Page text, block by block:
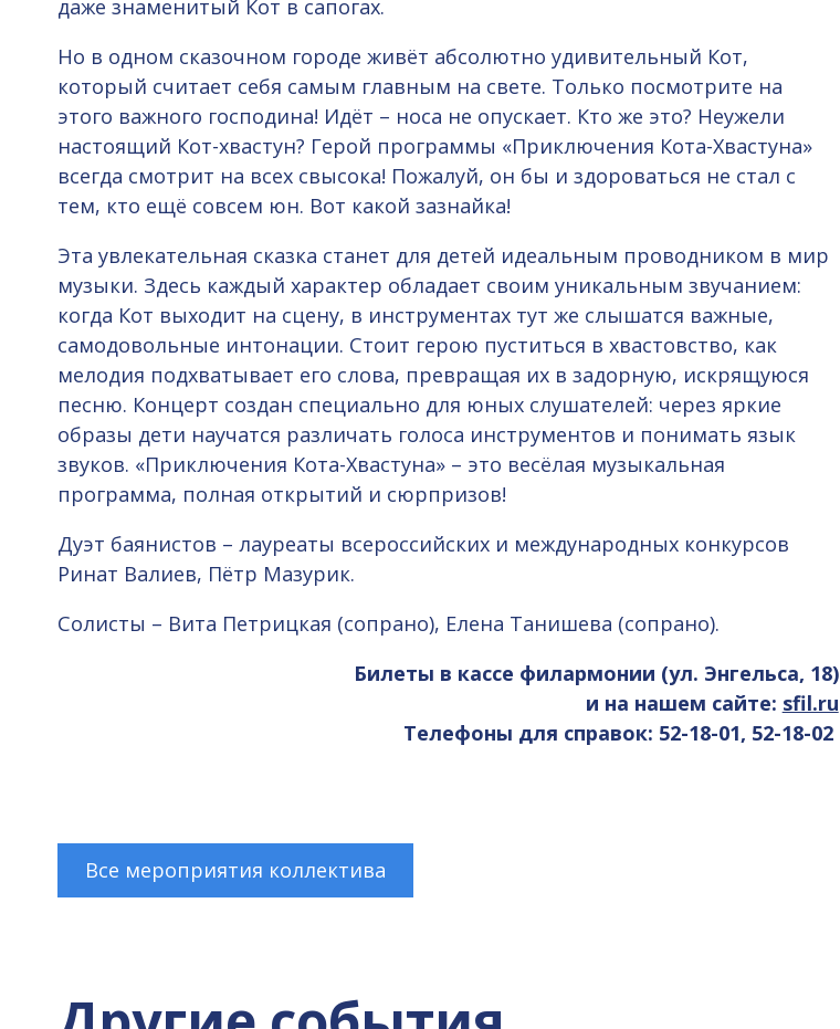
даже знаменитый Кот в сапогах.
Но в одном сказочном городе живёт абсолютно удивительный Кот,
который считает себя самым главным на свете. Только посмотрите на
этого важного господина! Идёт – носа не опускает. Кто же это? Неужели
настоящий Кот-хвастун? Герой программы «Приключения Кота-Хвастуна»
всегда смотрит на всех свысока! Пожалуй, он бы и здороваться не стал с
тем, кто ещё совсем юн. Вот какой зазнайка!
Эта увлекательная сказка станет для детей идеальным проводником в мир
музыки. Здесь каждый характер обладает своим уникальным звучанием:
когда Кот выходит на сцену, в инструментах тут же слышатся важные,
самодовольные интонации. Стоит герою пуститься в хвастовство, как
мелодия подхватывает его слова, превращая их в задорную, искрящуюся
песню. Концерт создан специально для юных слушателей: через яркие
образы дети научатся различать голоса инструментов и понимать язык
звуков. «Приключения Кота-Хвастуна» – это весёлая музыкальная
программа, полная открытий и сюрпризов!
Дуэт баянистов – лауреаты всероссийских и международных конкурсов
Ринат Валиев, Пётр Мазурик.
Солисты – Вита Петрицкая (сопрано), Елена Танишева (сопрано).
Билеты в кассе филармонии (ул. Энгельса, 18)
и на нашем сайте: sfil.ru
Телефоны для справок: 52-18-01, 52-18-02
Все мероприятия коллектива